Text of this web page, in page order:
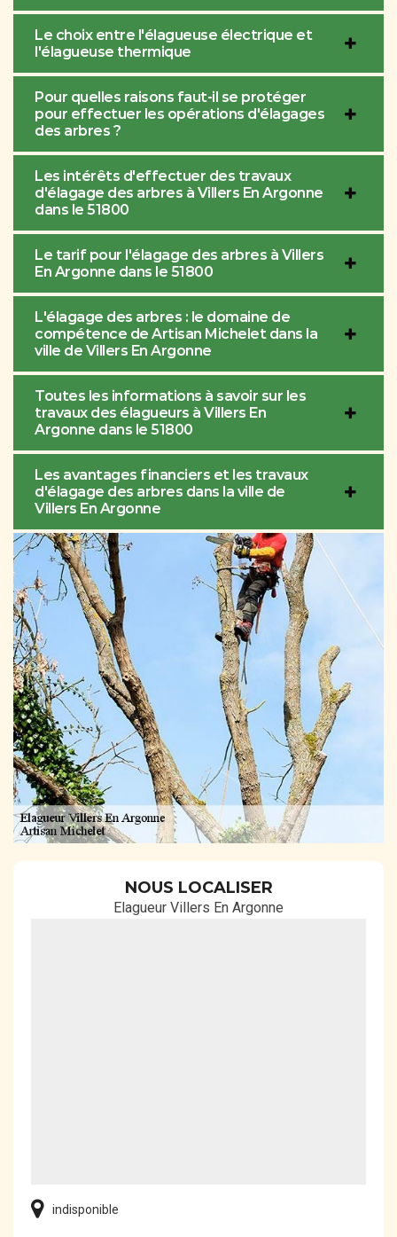
Le choix entre l'élagueuse électrique et
l'élagueuse thermique
Pour quelles raisons faut-il se protéger
pour effectuer les opérations d'élagages
des arbres ?
Les intérêts d'effectuer des travaux
d'élagage des arbres à Villers En Argonne
dans le 51800
Le tarif pour l'élagage des arbres à Villers
En Argonne dans le 51800
L'élagage des arbres : le domaine de
compétence de Artisan Michelet dans la
ville de Villers En Argonne
Toutes les informations à savoir sur les
travaux des élagueurs à Villers En
Argonne dans le 51800
Les avantages financiers et les travaux
d'élagage des arbres dans la ville de
Villers En Argonne
NOUS LOCALISER
Elagueur Villers En Argonne
indisponible